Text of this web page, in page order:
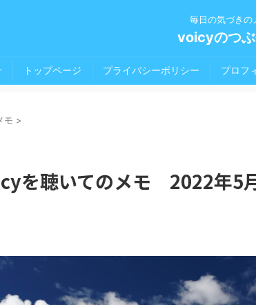
毎日の気づきの
voicyのつぶ
トップページ プライバシーポリシー プロフ
モ >
を聴いてのメモ 2022年5